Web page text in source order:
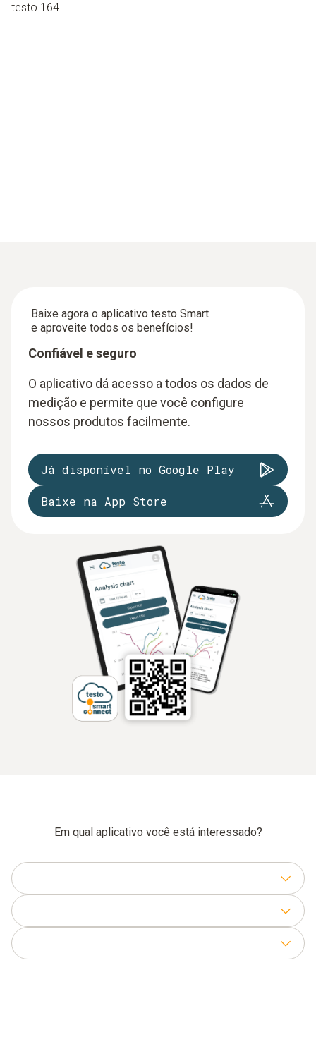
testo 164
Baixe agora o aplicativo testo Smart
e aproveite todos os benefícios!
Confiável e seguro
O aplicativo dá acesso a todos os dados de
medição e permite que você configure
nossos produtos facilmente.
Já disponível no Google Play
Baixe na App Store
Em qual aplicativo você está interessado?